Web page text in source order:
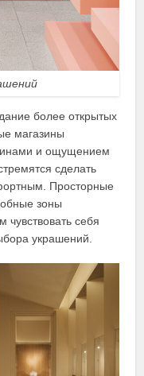
более открытых
магазины
и ощущением
сделать
Просторные
зоны
чувствовать себя
украшений.